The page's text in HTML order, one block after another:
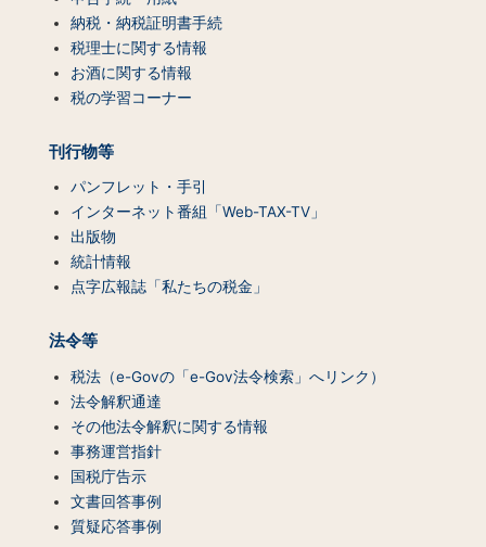
納税・納税証明書手続
税理士に関する情報
お酒に関する情報
税の学習コーナー
刊行物等
パンフレット・手引
インターネット番組「Web-TAX-TV」
出版物
統計情報
点字広報誌「私たちの税金」
法令等
税法（e-Govの「e-Gov法令検索」へリンク）
法令解釈通達
その他法令解釈に関する情報
事務運営指針
国税庁告示
文書回答事例
質疑応答事例